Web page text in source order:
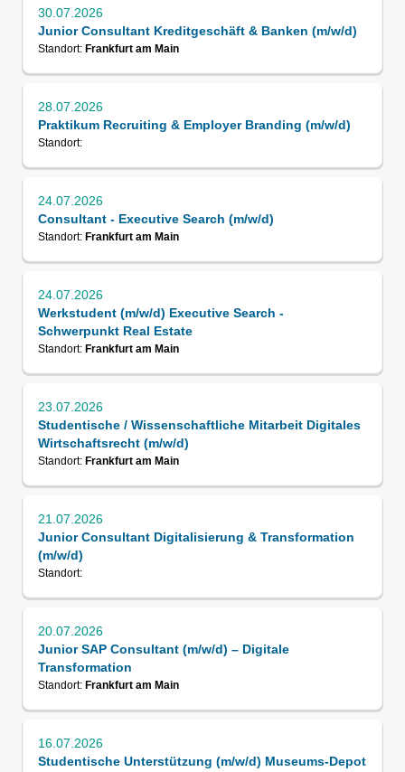
30.07.2026
Junior Consultant Kreditgeschäft & Banken (m/w/d)
Standort: Frankfurt am Main
28.07.2026
Praktikum Recruiting & Employer Branding (m/w/d)
Standort:
24.07.2026
Consultant - Executive Search (m/w/d)
Standort: Frankfurt am Main
24.07.2026
Werkstudent (m/w/d) Executive Search -
Schwerpunkt Real Estate
Standort: Frankfurt am Main
23.07.2026
Studentische / Wissenschaftliche Mitarbeit Digitales
Wirtschaftsrecht (m/w/d)
Standort: Frankfurt am Main
21.07.2026
Junior Consultant Digitalisierung & Transformation
(m/w/d)
Standort:
20.07.2026
Junior SAP Consultant (m/w/d) – Digitale
Transformation
Standort: Frankfurt am Main
16.07.2026
Studentische Unterstützung (m/w/d) Museums-Depot